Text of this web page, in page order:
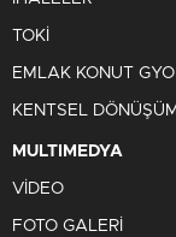
TOKİ
EMLAK KONUT GYO
KENTSEL DÖNÜŞÜM
MULTIMEDYA
VİDEO
FOTO GALERİ